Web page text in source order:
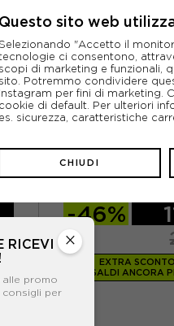
HAGLÖFS GIACCA
-46%
EXTRA
SALDI ANCORA
×
RICEVI
alle promo
per
Questo sito web
Selezionando "Accetto il
ci consentono,
scopi di marketing e funzionali,
sito. Potremmo condividere
Instagram per fini di marketing.
cookie di default. Per ulteriori
es. sicurezza, caratteristiche
CHIUDI